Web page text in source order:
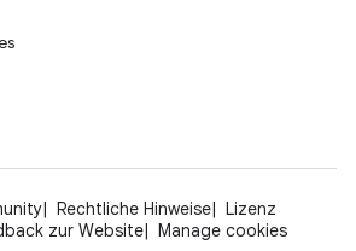
Rechtliche Hinweise
Lizenz
zur Website Manage cookies